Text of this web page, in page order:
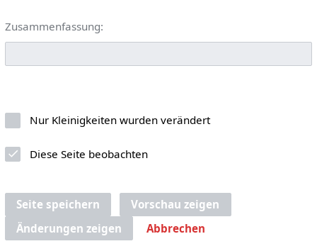
Zusammenfassung:
Nur Kleinigkeiten wurden verändert
Diese Seite beobachten
Seite speichern
Vorschau zeigen
Änderungen zeigen
Abbrechen